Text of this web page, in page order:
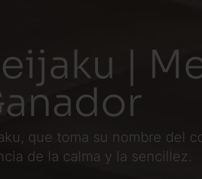
|
que toma su nombre del
de la calma y la sencillez.